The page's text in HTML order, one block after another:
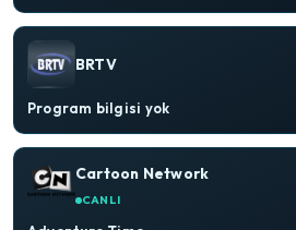
BRTV
Program bilgisi yok
Cartoon Network
CANLI